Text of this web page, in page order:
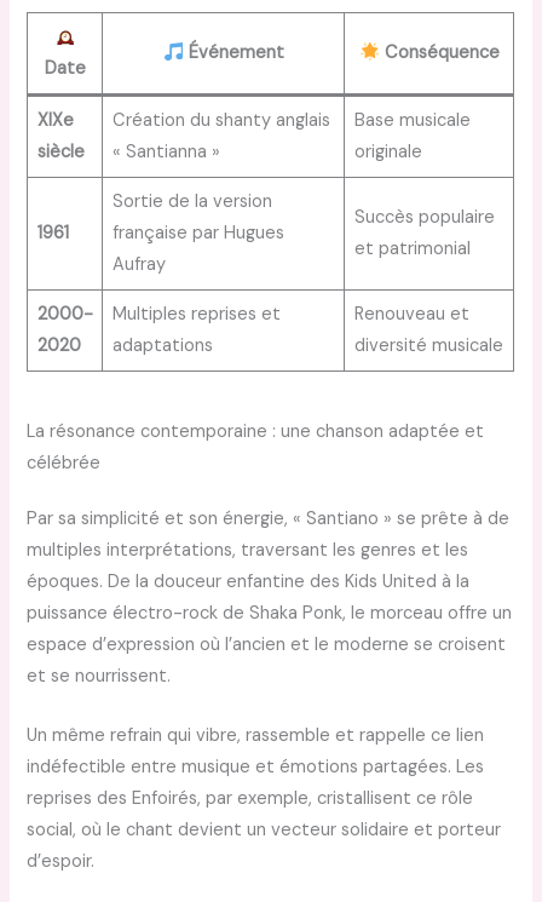
Date
Événement Conséquence
XIXe
siècle
Création du shanty anglais
« Santianna »
Base musicale
originale
1961
Sortie de la version
française par Hugues
Aufray
Succès populaire
et patrimonial
2000-
2020
Multiples reprises et
adaptations
Renouveau et
diversité musicale
La résonance contemporaine : une chanson adaptée et
célébrée
Par sa simplicité et son énergie, « Santiano » se prête à de
multiples interprétations, traversant les genres et les
époques. De la douceur enfantine des Kids United à la
puissance électro-rock de Shaka Ponk, le morceau offre un
espace d’expression où l’ancien et le moderne se croisent
et se nourrissent.
Un même refrain qui vibre, rassemble et rappelle ce lien
indéfectible entre musique et émotions partagées. Les
reprises des Enfoirés, par exemple, cristallisent ce rôle
social, où le chant devient un vecteur solidaire et porteur
d’espoir.